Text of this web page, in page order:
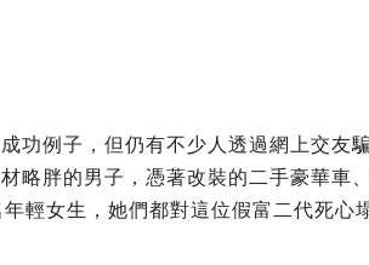
功例子，但仍有不少人透過網上交友
略胖的男子，憑著改裝的二手豪華車
輕女生，她們都對這位假富二代死心